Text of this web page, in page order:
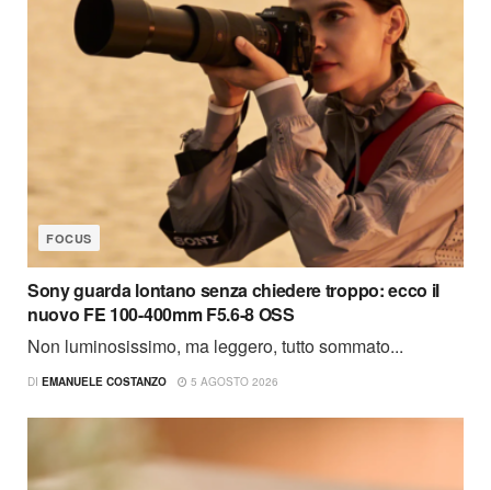
FOCUS
Sony guarda lontano senza chiedere troppo: ecco il
nuovo FE 100-400mm F5.6-8 OSS
Non luminosissimo, ma leggero, tutto sommato...
DI EMANUELE COSTANZO 5 AGOSTO 2026